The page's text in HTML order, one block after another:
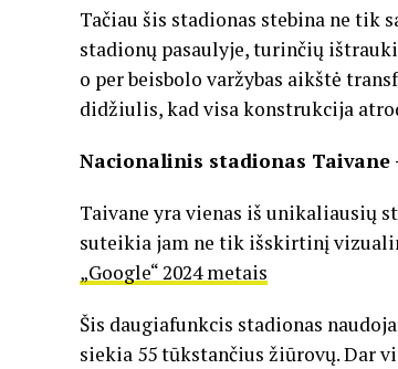
Tačiau šis stadionas stebina ne tik
stadionų pasaulyje, turinčių
o per beisbolo varžybas aikštė
didžiulis, kad visa konstrukcija
Nacionalinis stadionas Taivane
Taivane yra vienas iš unikaliausių
suteikia jam ne tik išskirtinį
„Google“ 2024 metais
Šis daugiafunkcis stadionas
siekia 55 tūkstančius žiūrovų. Dar